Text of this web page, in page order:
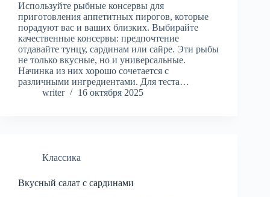
Используйте рыбные консервы для
приготовления аппетитных пирогов, которые
порадуют вас и ваших близких. Выбирайте
качественные консервы: предпочтение
отдавайте тунцу, сардинам или сайре. Эти рыбы
не только вкусные, но и универсальные.
Начинка из них хорошо сочетается с
различными ингредиентами. Для теста…
writer
16 октября 2025
Классика
Вкусный салат с сардинами